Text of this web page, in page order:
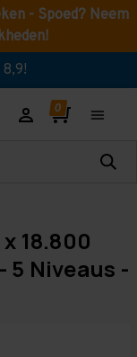
- Spoed? Neem
18.800
5 Niveaus -